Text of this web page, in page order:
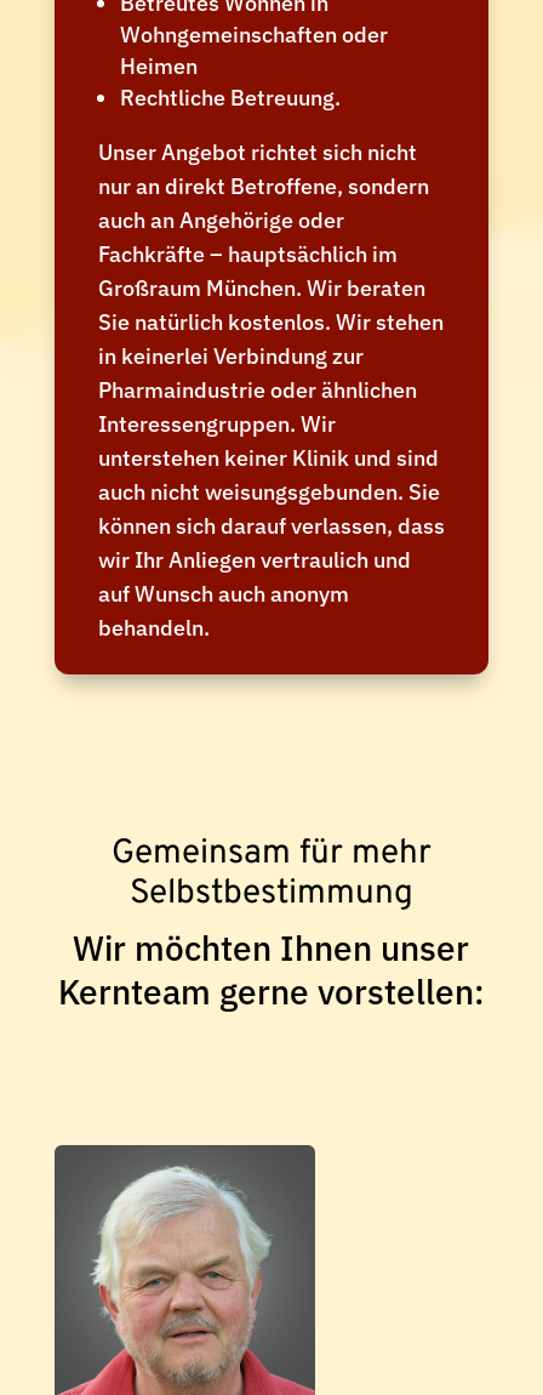
Wohngemeinschaften oder
Heimen
Rechtliche Betreuung.
Unser Angebot richtet sich nicht
nur an direkt Betroffene, sondern
auch an Angehörige oder
Fachkräfte – hauptsächlich im
Großraum München. Wir beraten
Sie natürlich kostenlos. Wir stehen
in keinerlei Verbindung zur
Pharmaindustrie oder ähnlichen
Interessengruppen. Wir
unterstehen keiner Klinik und sind
auch nicht weisungsgebunden. Sie
können sich darauf verlassen, dass
wir Ihr Anliegen vertraulich und
auf Wunsch auch anonym
behandeln.
Gemeinsam für mehr
Selbstbestimmung
Wir möchten Ihnen unser
Kernteam gerne vorstellen: